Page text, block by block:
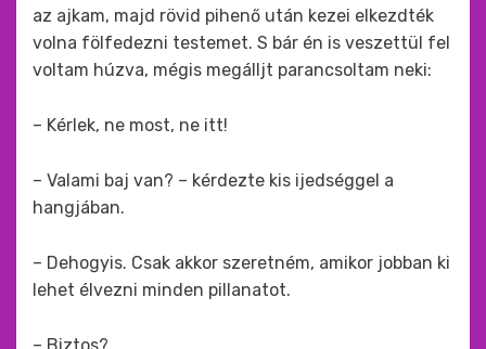
az ajkam, majd rövid pihenő után kezei elkezdték
volna fölfedezni testemet. S bár én is veszettül fel
voltam húzva, mégis megálljt parancsoltam neki:
– Kérlek, ne most, ne itt!
– Valami baj van? – kérdezte kis ijedséggel a
hangjában.
– Dehogyis. Csak akkor szeretném, amikor jobban ki
lehet élvezni minden pillanatot.